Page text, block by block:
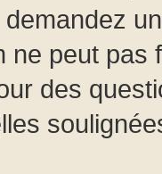
ne peut
des